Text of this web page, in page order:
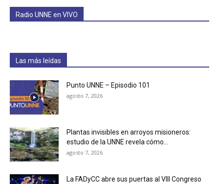
Radio UNNE en VIVO
Las más leídas
Punto UNNE – Episodio 101
agosto 7, 2026
Plantas invisibles en arroyos misioneros:
estudio de la UNNE revela cómo...
agosto 7, 2026
La FADyCC abre sus puertas al VIII Congreso